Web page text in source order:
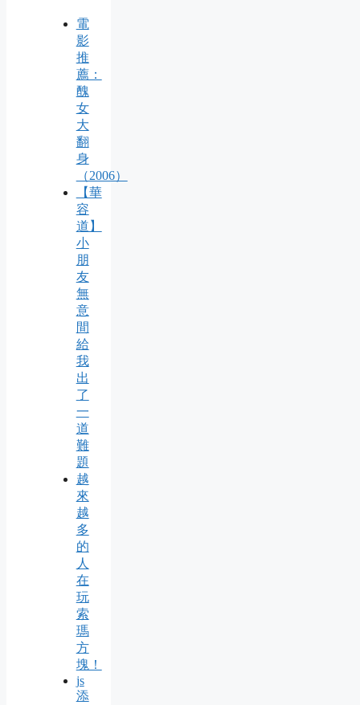
電
影
推
薦：
醜
女
大
翻
身
（2006）
【華
容
道】
小
朋
友
無
意
間
給
我
出
了
一
道
難
題
越
來
越
多
的
人
在
玩
索
瑪
方
塊！
js
添